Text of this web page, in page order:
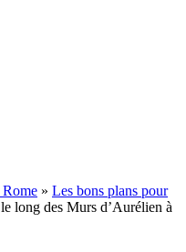
Rome » Les bons plans pour
long des Murs d’Aurélien à